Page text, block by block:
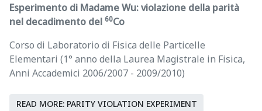
Esperimento di Madame Wu: violazione della parità
nel decadimento del 60Co
Corso di Laboratorio di Fisica delle Particelle
Elementari (1° anno della Laurea Magistrale in Fisica,
Anni Accademici 2006/2007 - 2009/2010)
READ MORE: PARITY VIOLATION EXPERIMENT